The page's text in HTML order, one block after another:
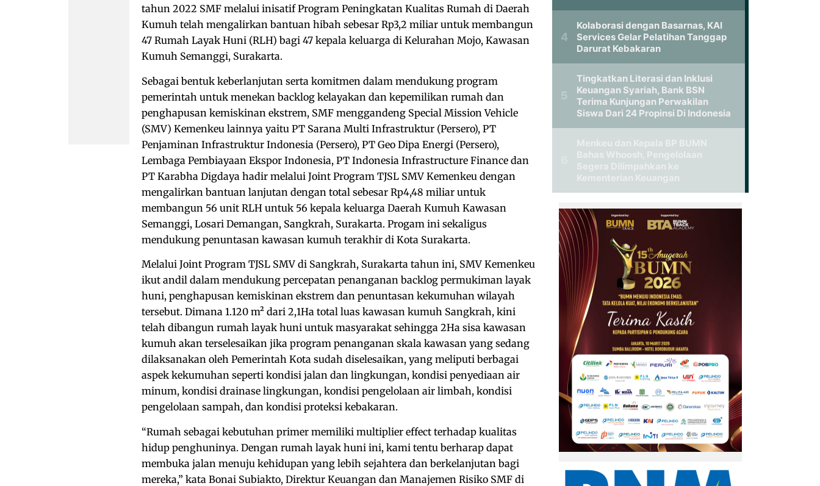
tahun 2022 SMF melalui inisatif Program Peningkatan Kualitas Rumah di Daerah
Kumuh telah mengalirkan bantuan hibah sebesar Rp3,2 miliar untuk membangun
47 Rumah Layak Huni (RLH) bagi 47 kepala keluarga di Kelurahan Mojo, Kawasan
Kumuh Semanggi, Surakarta.
Sebagai bentuk keberlanjutan serta komitmen dalam mendukung program
pemerintah untuk menekan backlog kelayakan dan kepemilikan rumah dan
penghapusan kemiskinan ekstrem, SMF menggandeng Special Mission Vehicle
(SMV) Kemenkeu lainnya yaitu PT Sarana Multi Infrastruktur (Persero), PT
Penjaminan Infrastruktur Indonesia (Persero), PT Geo Dipa Energi (Persero),
Lembaga Pembiayaan Ekspor Indonesia, PT Indonesia Infrastructure Finance dan
PT Karabha Digdaya hadir melalui Joint Program TJSL SMV Kemenkeu dengan
mengalirkan bantuan lanjutan dengan total sebesar Rp4,48 miliar untuk
membangun 56 unit RLH untuk 56 kepala keluarga Daerah Kumuh Kawasan
Semanggi, Losari Demangan, Sangkrah, Surakarta. Progam ini sekaligus
mendukung penuntasan kawasan kumuh terakhir di Kota Surakarta.
Melalui Joint Program TJSL SMV di Sangkrah, Surakarta tahun ini, SMV Kemenkeu
ikut andil dalam mendukung percepatan penanganan backlog permukiman layak
huni, penghapusan kemiskinan ekstrem dan penuntasan kekumuhan wilayah
tersebut. Dimana 1.120 m² dari 2,1Ha total luas kawasan kumuh Sangkrah, kini
telah dibangun rumah layak huni untuk masyarakat sehingga 2Ha sisa kawasan
kumuh akan terselesaikan jika program penanganan skala kawasan yang sedang
dilaksanakan oleh Pemerintah Kota sudah diselesaikan, yang meliputi berbagai
aspek kekumuhan seperti kondisi jalan dan lingkungan, kondisi penyediaan air
minum, kondisi drainase lingkungan, kondisi pengelolaan air limbah, kondisi
pengelolaan sampah, dan kondisi proteksi kebakaran.
“Rumah sebagai kebutuhan primer memiliki multiplier effect terhadap kualitas
hidup penghuninya. Dengan rumah layak huni ini, kami tentu berharap dapat
membuka jalan menuju kehidupan yang lebih sejahtera dan berkelanjutan bagi
mereka,” kata Bonai Subiakto, Direktur Keuangan dan Manajemen Risiko SMF di